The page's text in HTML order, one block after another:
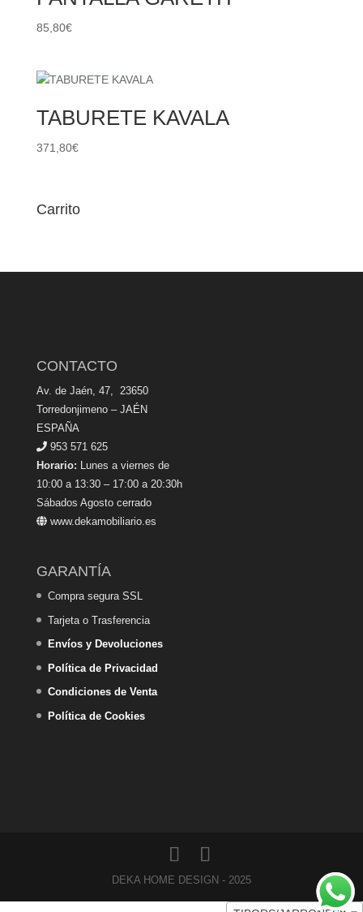
85,80€
TABURETE KAVALA
371,80€
Carrito
CONTACTO
Av. de Jaén, 47, 23650
Torredonjimeno – JAÉN
ESPAÑA
953 571 625
Horario: Lunes a viernes de
10:00 a 13:30 – 17:00 a 20:30h
Sábados Agosto cerrado
www.dekamobiliario.es
GARANTÍA
Compra segura SSL
Tarjeta o Trasferencia
Envíos y Devoluciones
Política de Privacidad
Condiciones de Venta
Política de Cookies
DEKA HOME DESIGN - 2025